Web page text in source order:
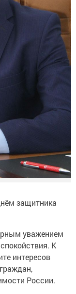
защитника
уважением
К
интересов
России.